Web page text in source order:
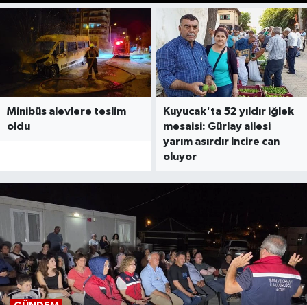
1 2 3 4 5 6 7 8 9 10 121314151617 181920
Minibüs alevlere teslim
oldu
Kuyucak'ta 52 yıldır iğlek
mesaisi: Gürlay ailesi
yarım asırdır incire can
oluyor